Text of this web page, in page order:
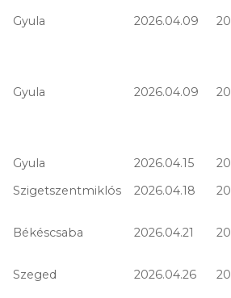
Gyula 2026.04.09
Gyula 2026.04.09
Gyula 2026.04.15
Szigetszentmiklós 2026.04.18
Békéscsaba 2026.04.21
Szeged 2026.04.26